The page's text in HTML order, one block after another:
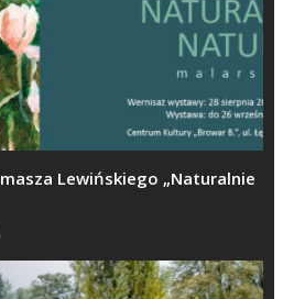
Lewińskiego „Naturalnie